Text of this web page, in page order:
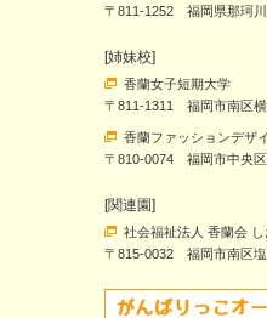
〒811-1252 福岡県那珂
[姉妹校]
香蘭女子短期大学
〒811-1311 福岡市南区
香蘭ファッションデザ
〒810-0074 福岡市中央
[関連園]
社会福祉法人 香蘭会 し
〒815-0032 福岡市南区